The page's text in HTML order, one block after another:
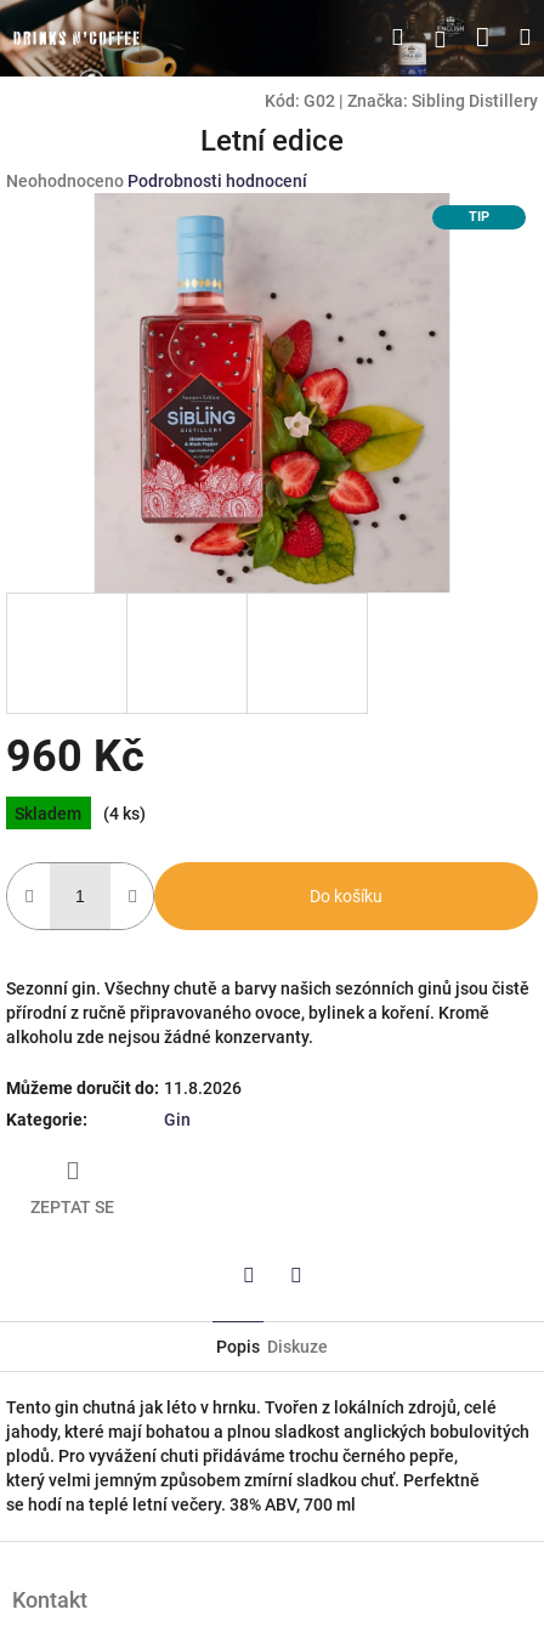
Přejít
na
obsah
HledatPřihlášení
Kód: G02 | Značka: Sibling Distillery
Letní edice
Průměrné
Neohodnoceno Podrobnosti hodnocení
TIP
960 Kč
Měrná
cena:
Skladem (4 ks)
Do košíku
Sezonní gin. Všechny chutě a barvy našich sezónních ginů jsou čistě
přírodní z ručně připravovaného ovoce, bylinek a koření. Kromě
alkoholu zde nejsou žádné konzervanty.
Můžeme doručit do: 11.8.2026
Kategorie: Gin
ZEPTAT SE
Popis Diskuze
Tento gin chutná jak léto v hrnku. Tvořen z lokálních zdrojů, celé
jahody, které mají bohatou a plnou sladkost anglických bobulovitých
plodů. Pro vyvážení chuti přidáváme trochu černého pepře,
který velmi jemným způsobem zmírní sladkou chuť. Perfektně
se hodí na teplé letní večery. 38% ABV, 700 ml
Kontakt